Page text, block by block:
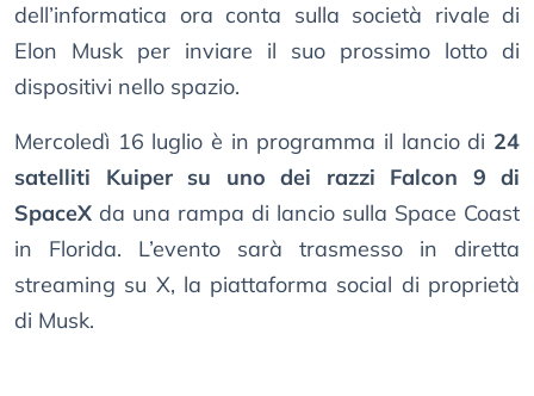
dell’informatica ora conta sulla società rivale di
Elon Musk per inviare il suo prossimo lotto di
dispositivi nello spazio.
Mercoledì 16 luglio è in programma il lancio di 24
satelliti Kuiper su uno dei razzi Falcon 9 di
SpaceX da una rampa di lancio sulla Space Coast
in Florida. L’evento sarà trasmesso in diretta
streaming su X, la piattaforma social di proprietà
di Musk.